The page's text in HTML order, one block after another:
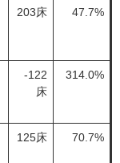
203床 47.7%
-122
床
314.0%
125床 70.7%